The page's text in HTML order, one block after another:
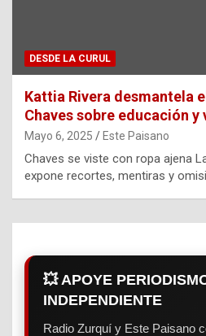
DESDE LA CURUL
Kattia Rivera desmantela
Chaves sobre educación y
Mayo 6, 2025 Este Paisano
Chaves se viste con ropa ajena
expone recortes, mentiras y
💥 APOYE
INDEPENDIENTE
Radio Zurquí y Este Paisano